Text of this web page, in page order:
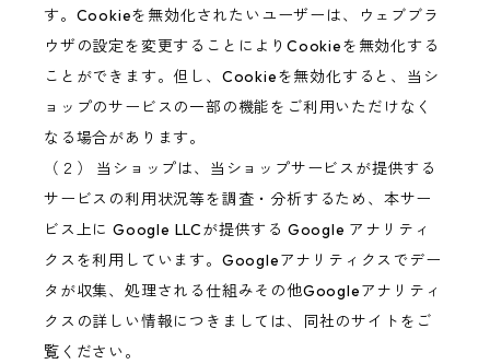
す。Cookieを無効化されたいユーザーは、ウェブブラ
ウザの設定を変更することによりCookieを無効化する
ことができます。但し、Cookieを無効化すると、当シ
ョップのサービスの一部の機能をご利用いただけなく
なる場合があります。
（２） 当ショップは、当ショップサービスが提供する
サービスの利用状況等を調査・分析するため、本サー
ビス上に Google LLCが提供する Google アナリティ
クスを利用しています。Googleアナリティクスでデー
タが収集、処理される仕組みその他Googleアナリティ
クスの詳しい情報につきましては、同社のサイトをご
覧ください。